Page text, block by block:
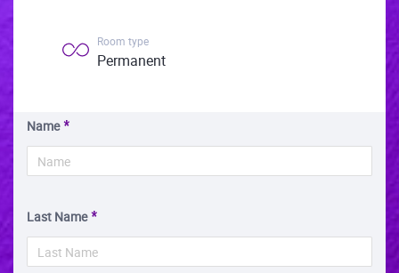
Room type
Permanent
Name
Last Name